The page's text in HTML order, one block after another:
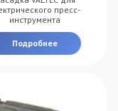
пресс-
инструмента
Подробнее